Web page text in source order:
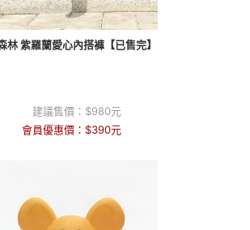
林 紫羅蘭愛心內搭褲【已售完】
建議售價： $980元
會員優惠價： $390元